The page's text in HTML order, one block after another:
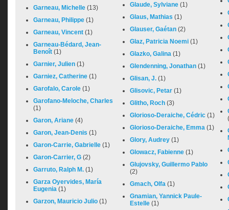
Garneau, Michelle (13)
Garneau, Philippe (1)
Garneau, Vincent (1)
Garneau-Bédard, Jean-
Benoît (1)
Garnier, Julien (1)
Garniez, Catherine (1)
Garofalo, Carole (1)
Garofano-Meloche, Charles
(1)
Garon, Ariane (4)
Garon, Jean-Denis (1)
Garon-Carrie, Gabrielle (1)
Garon-Carrier, G (2)
Garruto, Ralph M. (1)
Garza Oyervides, María
Eugenia (1)
Garzon, Mauricio Julio (1)
Glaude, Sylviane (1)
Glaus, Mathias (1)
Glauser, Gaétan (2)
Glaz, Patricia Noemi (1)
Glazko, Galina (1)
Glendenning, Jonathan (1)
Glisan, J. (1)
Glisovic, Petar (1)
Glitho, Roch (3)
Glorioso-Deraiche, Cédric (1)
Glorioso-Deraiche, Emma (1)
Glory, Audrey (1)
Glowacz, Fabienne (1)
Glujovsky, Guillermo Pablo
(2)
Gmach, Olfa (1)
Gnamian, Yannick Paule-
Estelle (1)